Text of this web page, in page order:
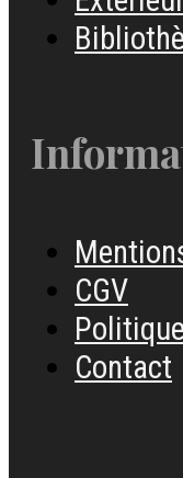
CGV
Contact